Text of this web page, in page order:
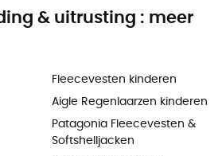
& uitrusting : meer
Fleecevesten kinderen
Aigle Regenlaarzen kinderen
Patagonia Fleecevesten &
Softshelljacken